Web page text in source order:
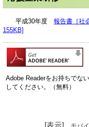
平成30年度 報告書［社
155KB]
Adobe Readerをお持ちでな
してください。（無料）
[表示]